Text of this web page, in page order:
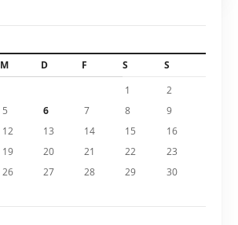
M D F S
S
1
2
5 6 7 8
9
12 13 14 15
16
19 20 21 22
23
26 27 28 29
30